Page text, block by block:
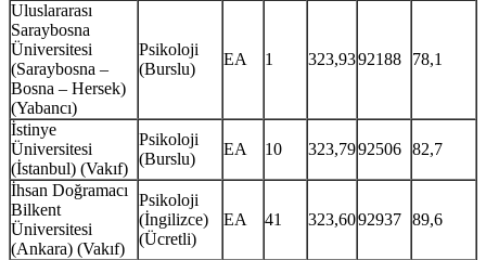
Uluslararası
Saraybosna
Üniversitesi
(Saraybosna –
Bosna – Hersek)
(Yabancı)
Psikoloji
(Burslu)
EA 1 323,9392188 78,1
İstinye
Üniversitesi
(İstanbul) (Vakıf)
Psikoloji
(Burslu)
EA 10 323,7992506 82,7
İhsan Doğramacı
Bilkent
Üniversitesi
(Ankara) (Vakıf)
Psikoloji
(İngilizce)
(Ücretli)
EA 41 323,6092937 89,6